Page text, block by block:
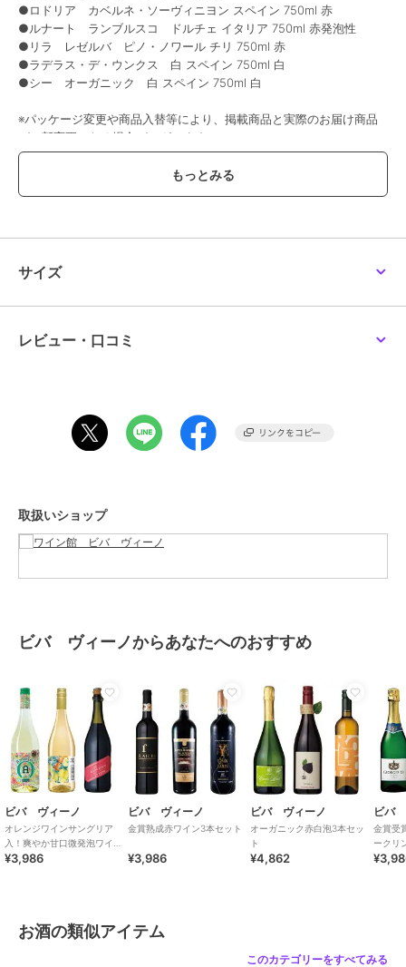
●ロドリア カベルネ・ソーヴィニヨン スペイン 750ml 赤
●ルナート ランブルスコ ドルチェ イタリア 750ml 赤発泡性
●リラ レゼルバ ピノ・ノワール チリ 750ml 赤
●ラデラス・デ・ウンクス 白 スペイン 750ml 白
●シー オーガニック 白 スペイン 750ml 白
※パッケージ変更や商品入替等により、掲載商品と実際のお届け商品
が一部変更になる場合がございます。
赤・白・ロゼワインに続く第4のワインとして注目が高まる、オレン
ジワインの入ったセットです。
世界4か国（イタリア、スペイン、ルーマニア、チリ）の個性の異な
に皮や種を一緒に発酵する事でオレンジの色合いに造られたワインで
す。
この商品は、不良品のみ返品を承ります
ショップ ワイン館 ビバ ヴィーノ
商品カテゴリ フード・スイーツ・ドリンク
サイズ
素材
※オレンジワインは、添加物不使
※その他ワインは、酸化防止剤
商品のお取り扱い方法
がおすすめです。
サイズ
レビュー・口コミ
取扱いショップ
ビバ ヴィーノからあなたへのおすすめ
ビバ ヴィーノ
オレンジワインサングリア
入！爽やか甘口微発泡ワイン
3本セット
¥3,986
ビバ ヴィーノ
金賞熟成赤ワイン3本セット
¥3,986
ビバ ヴィーノ
オーガニック赤白泡3本セッ
ト
¥4,862
ビバ
金賞受
ークリ
お酒の類似アイテム
このカテゴリーをすべてみる